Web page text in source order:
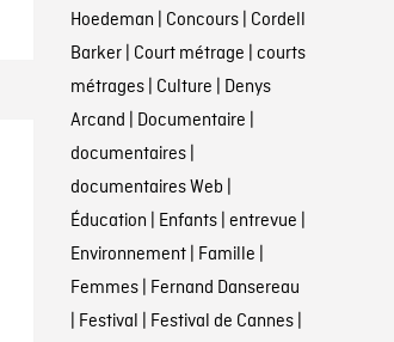
Hoedeman | Concours| Cordell
Barker| Court métrage | courts
métrages| Culture | Denys
Arcand | Documentaire |
documentaires|
documentaires Web |
Éducation | Enfants| entrevue |
Environnement| Famille |
Femmes| Fernand Dansereau
| Festival | Festival de Cannes|